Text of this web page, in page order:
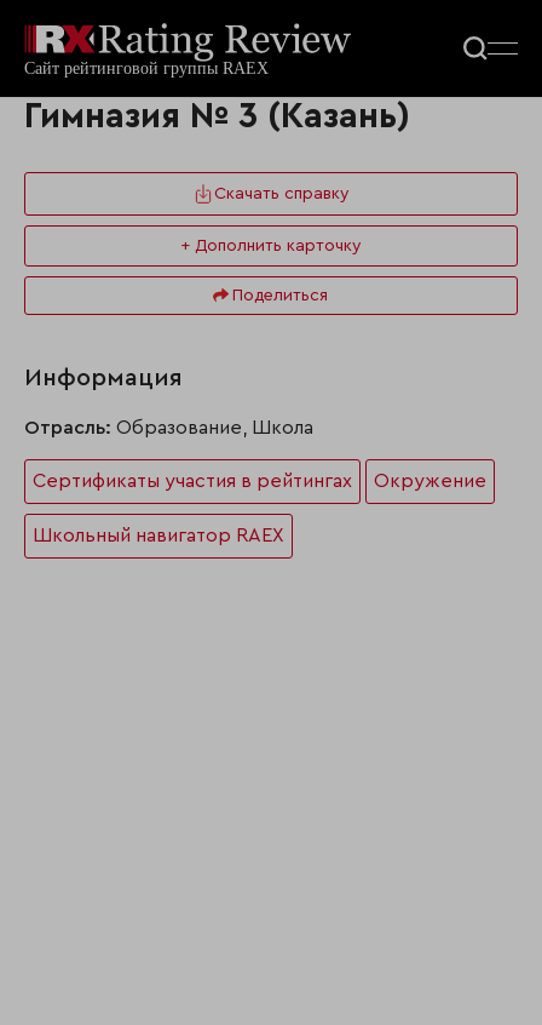
Гимназия № 3 (Казань)
Скачать справку
+ Дополнить карточку
Поделиться
Информация
Отрасль: Образование, Школа
Сертификаты участия в рейтингах Окружение
Школьный навигатор RAEX